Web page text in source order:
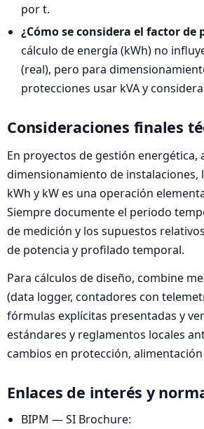
por t.
¿Cómo se considera el factor de
cálculo de energía (kWh) no
(real), pero para
protecciones usar kVA y
Consideraciones finales
En proyectos de gestión energética,
dimensionamiento de instalaciones,
kWh y kW es una operación
Siempre documente el periodo
de medición y los supuestos
de potencia y profilado temporal.
Para cálculos de diseño, combine
(data logger, contadores con
fórmulas explícitas presentadas y
estándares y reglamentos locales
cambios en protección,
Enlaces de interés y
BIPM — SI Brochure: